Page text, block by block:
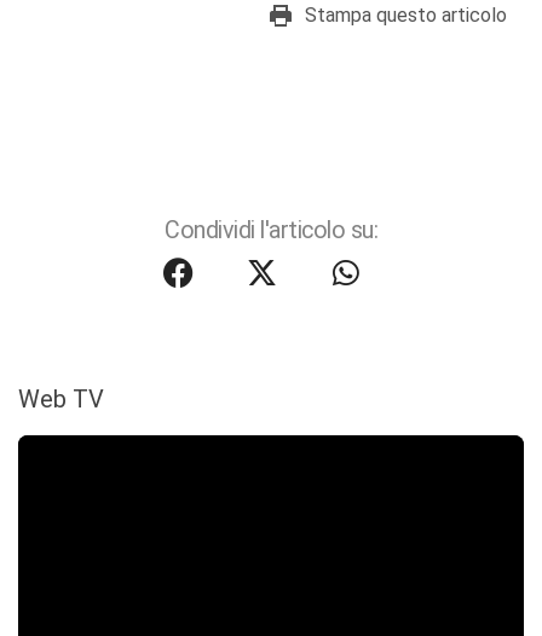
Stampa questo articolo
Condividi l'articolo su:
Web TV